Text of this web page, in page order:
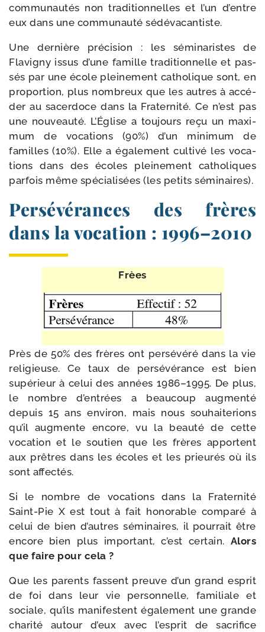
com­mu­nau­tés non tra­di­tion­nelles et l’un d’entre
eux dans une com­mu­nau­té sédévacantiste.
Une der­nière pré­ci­sion : les sémi­na­ristes de
Flavigny issus d’une famille tra­di­tion­nelle et pas­
sés par une école plei­ne­ment catho­lique sont, en
pro­por­tion, plus nom­breux que les autres à accé­
der au sacer­doce dans la Fraternité. Ce n’est pas
une nou­veau­té. L’Église a tou­jours reçu un maxi­
mum de voca­tions (90%) d’un mini­mum de
familles (10%). Elle a éga­le­ment culti­vé les voca­
tions dans des écoles plei­ne­ment catho­liques
par­fois même spé­cia­li­sées (les petits séminaires).
Persévérances des frères
dans la vocation : 1996–2010
Frèes
Près de 50% des frères ont per­sé­vé­ré dans la vie
reli­gieuse. Ce taux de per­sé­vé­rance est bien
supé­rieur à celui des années 1986–1995. De plus,
le nombre d’en­trées a beau­coup aug­men­té
depuis 15 ans envi­ron, mais nous sou­hai­te­rions
qu’il aug­mente encore, vu la beau­té de cette
voca­tion et le sou­tien que les frères apportent
aux prêtres dans les écoles et les prieu­rés où ils
sont affectés.
Si le nombre de voca­tions dans la Fraternité
Saint-​Pie X est tout à fait hono­rable com­pa­ré à
celui de bien d’autres sémi­naires, il pour­rait être
encore bien plus impor­tant, c’est cer­tain. Alors
que faire pour cela ?
Que les parents fassent preuve d’un grand esprit
de foi dans leur vie per­son­nelle, fami­liale et
sociale, qu’ils mani­festent éga­le­ment une grande
cha­ri­té autour d’eux avec l’es­prit de sacri­fice